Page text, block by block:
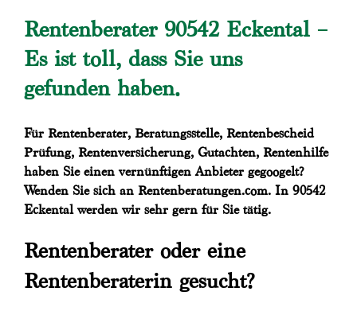
Rentenberater 90542 Eckental –
Es ist toll, dass Sie uns
gefunden haben.
Für Rentenberater, Beratungsstelle, Rentenbescheid
Prüfung, Rentenversicherung, Gutachten, Rentenhilfe
haben Sie einen vernünftigen Anbieter gegoogelt?
Wenden Sie sich an Rentenberatungen.com. In 90542
Eckental werden wir sehr gern für Sie tätig.
Rentenberater oder eine
Rentenberaterin gesucht?